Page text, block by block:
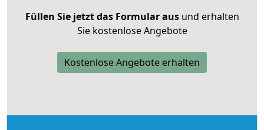
Füllen Sie jetzt das Formular ausund erhalten
Sie kostenlose Angebote
Kostenlose Angebote erhalten